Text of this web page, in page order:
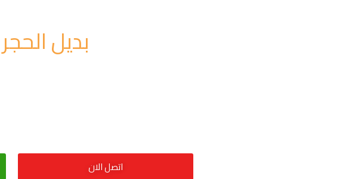
بديل
اتصل الان